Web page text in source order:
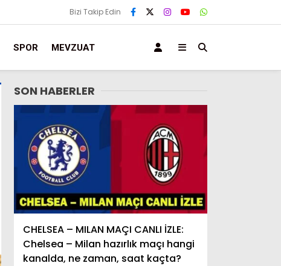
Bizi Takip Edin
SPOR MEVZUAT
SON HABERLER
CHELSEA – MILAN MAÇI CANLI İZLE:
Chelsea – Milan hazırlık maçı hangi
kanalda, ne zaman, saat kaçta?